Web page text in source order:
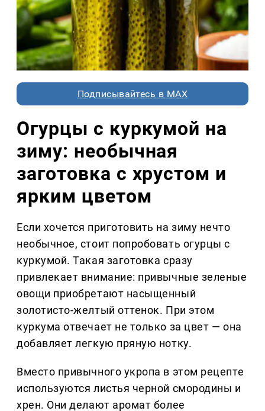
Подписывайтесь в MAX
Огурцы с куркумой на
зиму: необычная
заготовка с хрустом и
ярким цветом
Если хочется приготовить на зиму нечто
необычное, стоит попробовать огурцы с
куркумой. Такая заготовка сразу
привлекает внимание: привычные зеленые
овощи приобретают насыщенный
золотисто-желтый оттенок. При этом
куркума отвечает не только за цвет — она
добавляет легкую пряную нотку.
Вместо привычного укропа в этом рецепте
используются листья черной смородины и
хрен. Они делают аромат более